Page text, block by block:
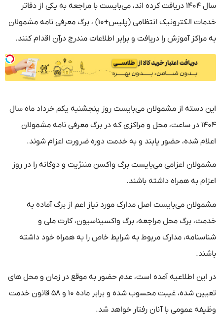
سال ۱۴۰۴ دریافت کرده اند، می‌بایست با مراجعه به یکی از دفاتر
خدمات الکترونیک انتظامی (پلیس+۱۰) ، برگ معرفی نامه مشمولان
به مراکز آموزش را دریافت و برابر اطلاعات مندرج درآن اقدام کنند.
این دسته از مشمولان می‌بایست روز پنجشنبه یکم خرداد ماه سال
۱۴۰۴ در ساعت، محل و مراکزی که در برگ معرفی نامه مشمولان
اعلام شده، حضور یابند و به خدمت دوره ضرورت اعزام شوند.
مشمولان اعزامی می‌بایست برگ واکسن مننژیت و دوگانه را در روز
اعزام به همراه داشته باشند.
مشمولان می‌بایست اصل مدارک مورد نیاز اعم از برگ آماده به
خدمت، برگ محل مراجعه، برگ واکسیناسیون، کارت ملی و
شناسنامه، مدارک مربوط به شرایط خاص را به همراه خود داشته
باشند.
در این اطلاعیه آمده است، عدم حضور به موقع در زمان و محل های
تعیین شده، غیبت محسوب شده و برابر ماده ۱۰ و ۵۸ قانون خدمت
وظیفه عمومی با آنان رفتار خواهد شد.